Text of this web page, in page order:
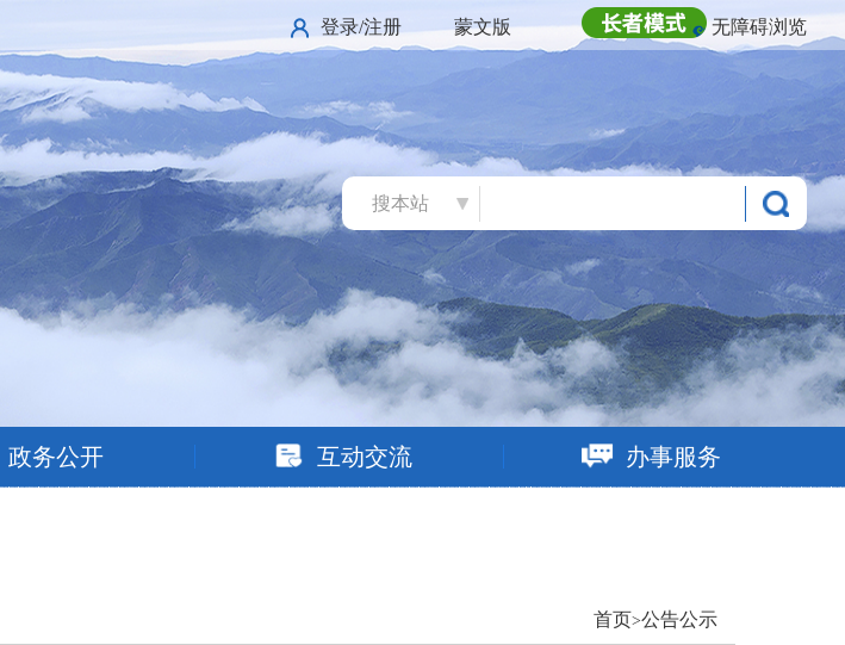
登录/注册 蒙文版 无障碍浏览
搜本站
政务公开 互动交流 办事服务
首页>公告公示